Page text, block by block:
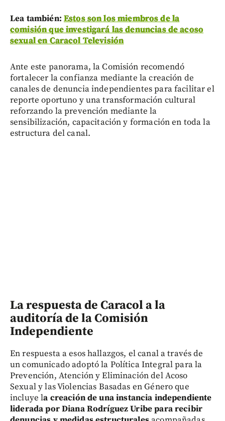
Lea también: Estos son los miembros de la
comisión que investigará las denuncias de acoso
sexual en Caracol Televisión
Ante este panorama, la Comisión recomendó
fortalecer la confianza mediante la creación de
canales de denuncia independientes para facilitar el
reporte oportuno y una transformación cultural
reforzando la prevención mediante la
sensibilización, capacitación y formación en toda la
estructura del canal.
La respuesta de Caracol a la
auditoría de la Comisión
Independiente
En respuesta a esos hallazgos, el canal a través de
un comunicado adoptó la Política Integral para la
Prevención, Atención y Eliminación del Acoso
Sexual y las Violencias Basadas en Género que
incluye la creación de una instancia independiente
liderada por Diana Rodríguez Uribe para recibir